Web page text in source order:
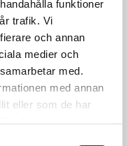
funktioner
trafik. Vi
och annan
medier och
med.
med annan
eller som de har